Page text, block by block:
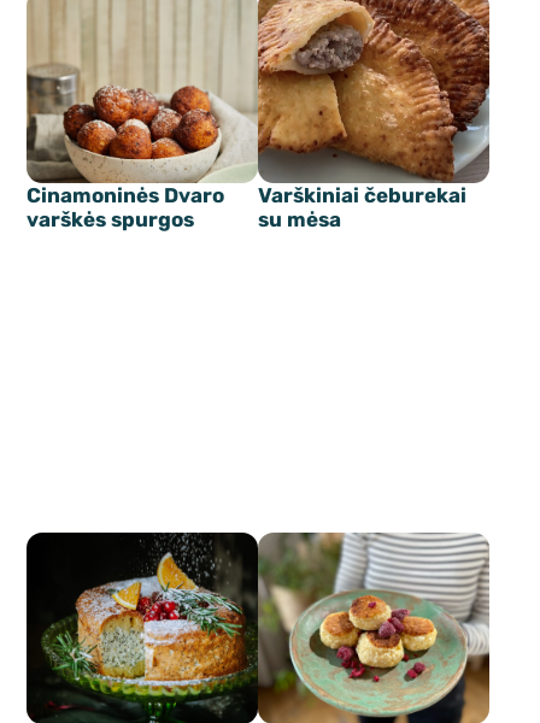
Cinamoninės Dvaro
varškės spurgos
Varškiniai čeburekai
su mėsa